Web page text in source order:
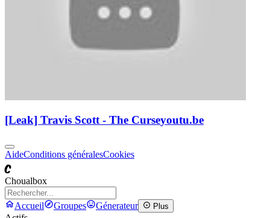
[Leak] Travis Scott - The Curseyoutu.be
AideConditions généralesCookies
C
Choualbox
Accueil Groupes Génerateur Plus